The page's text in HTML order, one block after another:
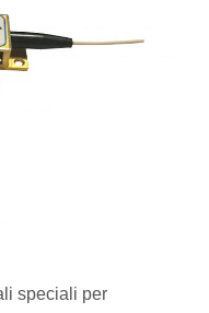
speciali per